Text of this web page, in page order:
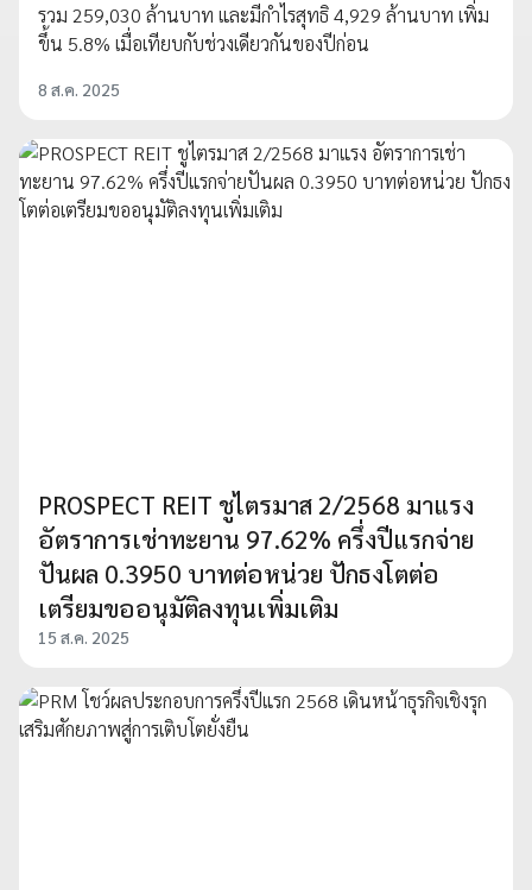
รวม 259,030 ล้านบาท และมีกำไรสุทธิ 4,929 ล้านบาท เพิ่ม
ขึ้น 5.8% เมื่อเทียบกับช่วงเดียวกันของปีก่อน
8 ส.ค. 2025
PROSPECT REIT ชูไตรมาส 2/2568 มาแรง
อัตราการเช่าทะยาน 97.62% ครึ่งปีแรกจ่าย
ปันผล 0.3950 บาทต่อหน่วย ปักธงโตต่อ
เตรียมขออนุมัติลงทุนเพิ่มเติม
15 ส.ค. 2025